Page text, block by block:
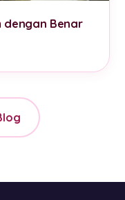
dengan Benar